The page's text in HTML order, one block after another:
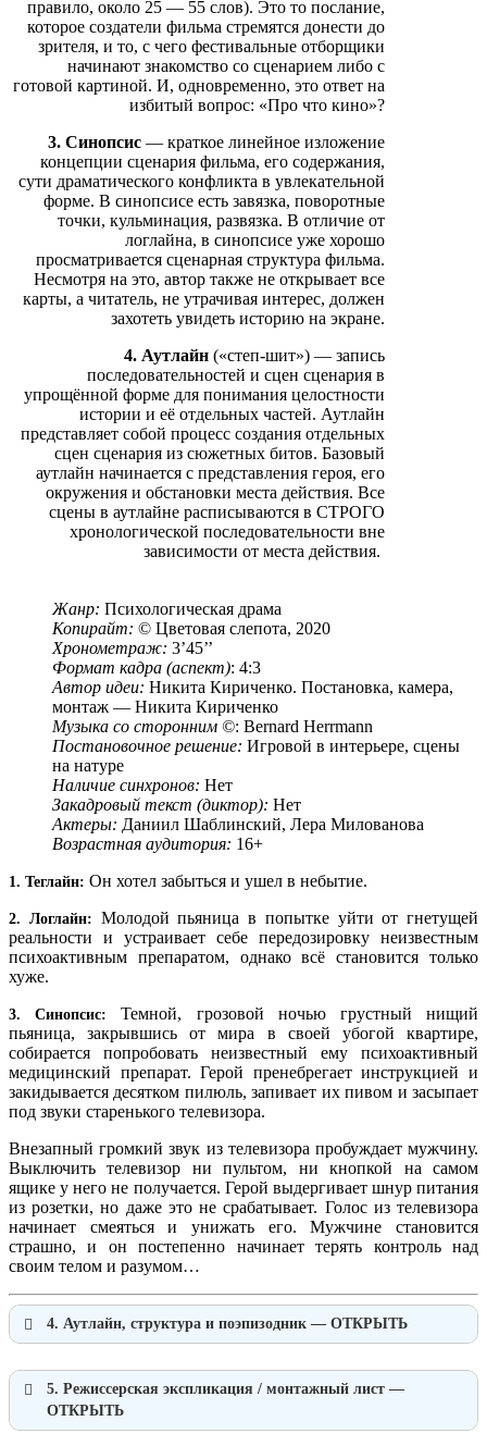
правило, около 25 — 55 слов). Это то послание,
которое создатели фильма стремятся донести до
зрителя, и то, с чего фестивальные отборщики
начинают знакомство со сценарием либо с
готовой картиной. И, одновременно, это ответ на
избитый вопрос: «Про что кино»?
3. Синопсис — краткое линейное изложение
концепции сценария фильма, его содержания,
сути драматического конфликта в увлекательной
форме. В синопсисе есть завязка, поворотные
точки, кульминация, развязка. В отличие от
логлайна, в синопсисе уже хорошо
просматривается сценарная структура фильма.
Несмотря на это, автор также не открывает все
карты, а читатель, не утрачивая интерес, должен
захотеть увидеть историю на экране.
4. Аутлайн («степ-шит») — запись
последовательностей и сцен сценария в
упрощённой форме для понимания целостности
истории и её отдельных частей. Аутлайн
представляет собой процесс создания отдельных
сцен сценария из сюжетных битов. Базовый
аутлайн начинается с представления героя, его
окружения и обстановки места действия. Все
сцены в аутлайне расписываются в СТРОГО
хронологической последовательности вне
зависимости от места действия.
Жанр: Психологическая драма
Копирайт: © Цветовая слепота, 2020
Хронометраж: 3’45’’
Формат кадра (аспект): 4:3
Автор идеи: Никита Кириченко. Постановка, камера,
монтаж — Никита Кириченко
Музыка со сторонним ©: Bernard Herrmann
Постановочное решение: Игровой в интерьере, сцены
на натуре
Наличие синхронов: Нет
Закадровый текст (диктор): Нет
Актеры: Даниил Шаблинский, Лера Милованова
Возрастная аудитория: 16+
1. Теглайн: Он хотел забыться и ушел в небытие.
2. Логлайн: Молодой пьяница в попытке уйти от гнетущей
реальности и устраивает себе передозировку неизвестным
психоактивным препаратом, однако всё становится только
хуже.
3. Синопсис:
Темной, грозовой ночью грустный нищий
пьяница, закрывшись от мира в своей убогой квартире,
собирается попробовать неизвестный ему психоактивный
медицинский препарат. Герой пренебрегает инструкцией и
закидывается десятком пилюль, запивает их пивом и засыпает
под звуки старенького телевизора.
Внезапный громкий звук из телевизора пробуждает мужчину.
Выключить телевизор ни пультом, ни кнопкой на самом
ящике у него не получается. Герой выдергивает шнур питания
из розетки, но даже это не срабатывает. Голос из телевизора
начинает смеяться и унижать его. Мужчине становится
страшно, и он постепенно начинает терять контроль над
своим телом и разумом…
4. Аутлайн, структура и поэпизодник — ОТКРЫТЬ
5. Режиссерская экспликация / монтажный лист —
ОТКРЫТЬ